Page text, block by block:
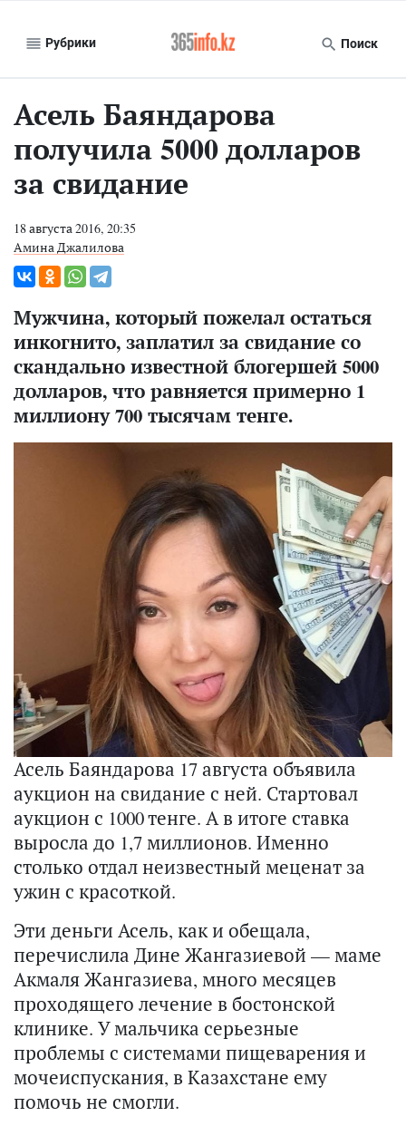
Рубрики Поиск
Асель Баяндарова
получила 5000 долларов
за свидание
18 августа 2016, 20:35
Амина Джалилова
Мужчина, который пожелал остаться
инкогнито, заплатил за свидание со
скандально известной блогершей 5000
долларов, что равняется примерно 1
миллиону 700 тысячам тенге.
Асель Баяндарова 17 августа объявила
аукцион на свидание с ней. Стартовал
аукцион с 1000 тенге. А в итоге ставка
выросла до 1,7 миллионов. Именно
столько отдал неизвестный меценат за
ужин с красоткой.
Эти деньги Асель, как и обещала,
перечислила Дине Жангазиевой — маме
Акмаля Жангазиева, много месяцев
проходящего лечение в бостонской
клинике. У мальчика серьезные
проблемы с системами пищеварения и
мочеиспускания, в Казахстане ему
помочь не смогли.